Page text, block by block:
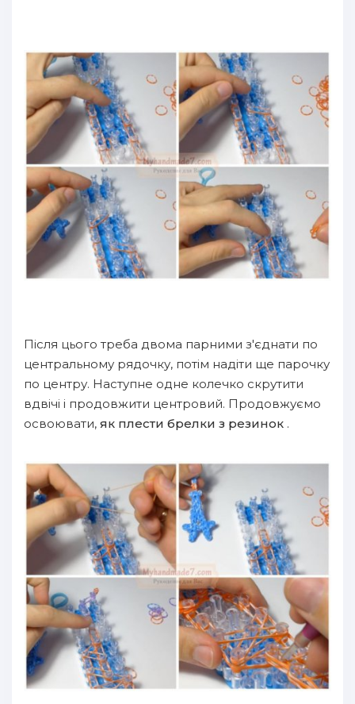
Після цього треба двома парними з'єднати по
центральному рядочку, потім надіти ще парочку
по центру. Наступне одне колечко скрутити
вдвічі і продовжити центровий. Продовжуємо
освоювати, як плести брелки з резинок .